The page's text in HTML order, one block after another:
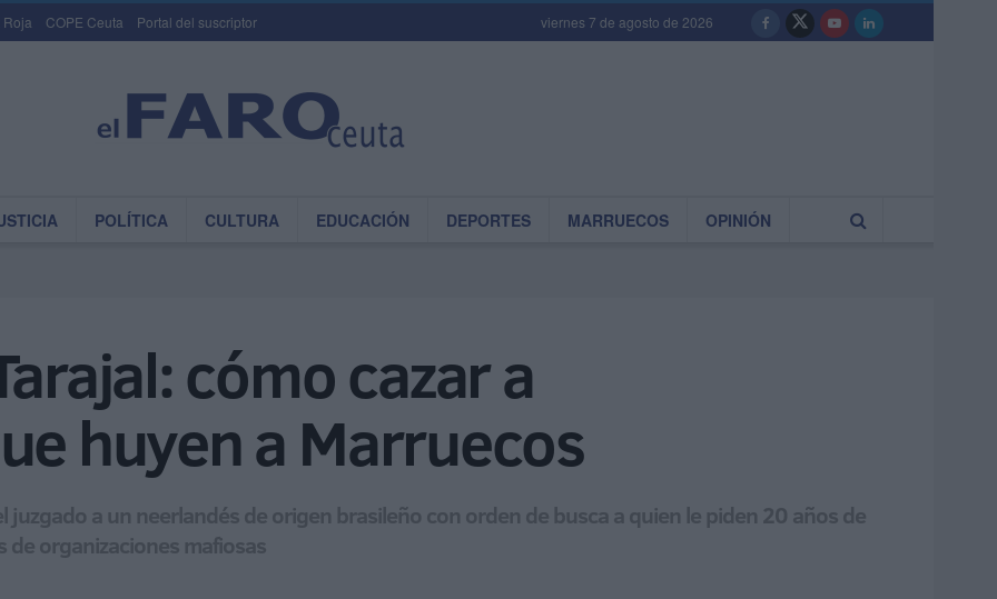
Roja COPE Ceuta Portal del suscriptor viernes 7 de agosto de 2026
POLÍTICA CULTURA EDUCACIÓN DEPORTES MARRUECOS OPINIÓN
cómo cazar a
huyen a Marruecos
juzgado a un neerlandés de origen brasileño con orden de busca a quien le piden 20 años de
organizaciones mafiosas